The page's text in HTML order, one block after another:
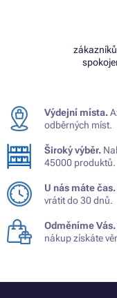
Výdejní místa.
odběrných míst.
Široký výběr.
45000 produktů.
U nás máte čas.
vrátit do 30 dnů.
Odměníme Vás.
nákup získáte